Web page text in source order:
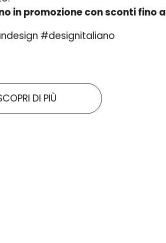
in promozione con sconti fino
#designitaliano
DI PIÙ